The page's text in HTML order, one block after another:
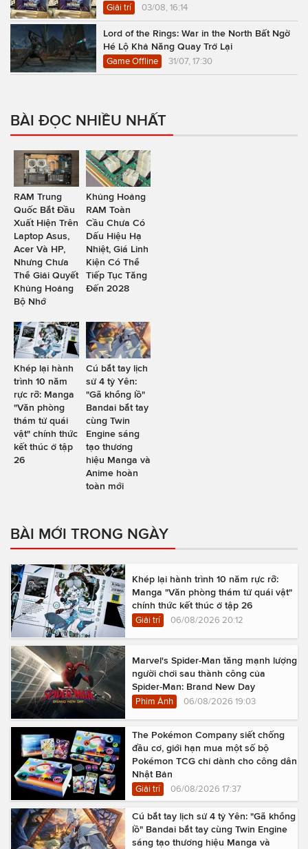
Giải trí 03/08, 16:14
Lord of the Rings: War in the North Bất Ngờ
Hé Lộ Khả Năng Quay Trở Lại
Game Offline 31/07, 17:30
BÀI ĐỌC NHIỀU NHẤT
RAM Trung
Quốc Bắt Đầu
Xuất Hiện Trên
Laptop Asus,
Acer Và HP,
Nhưng Chưa
Thể Giải Quyết
Khủng Hoảng
Bộ Nhớ
Khủng Hoảng
RAM Toàn
Cầu Chưa Có
Dấu Hiệu Hạ
Nhiệt, Giá Linh
Kiện Có Thể
Tiếp Tục Tăng
Đến 2028
Khép lại hành
trình 10 năm
rực rỡ: Manga
"Văn phòng
thám tử quái
vật" chính thức
kết thúc ở tập
26
Cú bắt tay lịch
sử 4 tỷ Yên:
"Gã khổng lồ"
Bandai bắt tay
cùng Twin
Engine sáng
tạo thương
hiệu Manga và
Anime hoàn
toàn mới
BÀI MỚI TRONG NGÀY
Khép lại hành trình 10 năm rực rỡ:
Manga "Văn phòng thám tử quái vật"
chính thức kết thúc ở tập 26
Giải trí 06/08/2026 20:12
Marvel's Spider-Man tăng mạnh lượng
người chơi sau thành công của
Spider-Man: Brand New Day
Phim Ảnh 06/08/2026 19:03
The Pokémon Company siết chống
đầu cơ, giới hạn mua một số bộ
Pokémon TCG chỉ dành cho công dân
Nhật Bản
Giải trí 06/08/2026 17:37
Cú bắt tay lịch sử 4 tỷ Yên: "Gã khổng
lồ" Bandai bắt tay cùng Twin Engine
sáng tạo thương hiệu Manga và